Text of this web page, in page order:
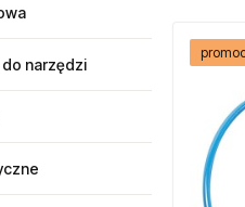
narzędzi